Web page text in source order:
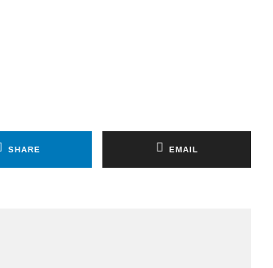
SHARE EMAIL